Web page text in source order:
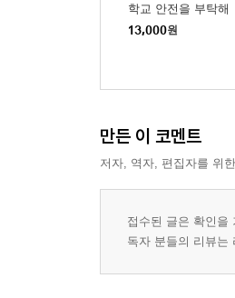
* 햇빛만으로 날 수 있
[7부] 비행기를 타고
* 조종사가 되고 싶다면
* 비행기 만드는 사람
* 우주여행도 비행기로
학교 안전을 부탁해
13,000원
만든 이 코멘트
저자, 역자, 편집자를 위
접수된 글은 확인을
독자 분들의 리뷰는